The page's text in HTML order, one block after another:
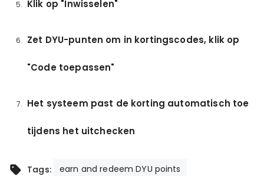
Klik op "Inwisselen"
Zet DYU-punten om in kortingscodes, klik op
"Code toepassen"
Het systeem past de korting automatisch toe
tijdens het uitchecken
Tags: earn and redeem DYU points